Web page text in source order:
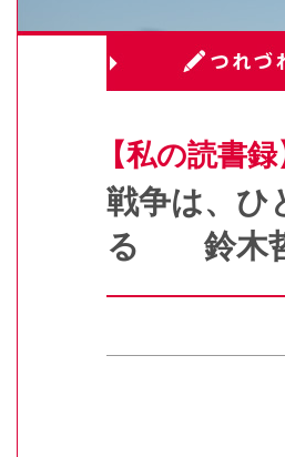
【私の読書録
戦争は、ひ
る 鈴木